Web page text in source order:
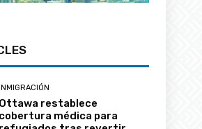
INMIGRACIÓN
Ottawa restablece